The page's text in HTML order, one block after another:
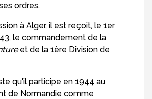
ordres.
à Alger, il est reçoit, le 1er
le commandement de la
et de la 1ère Division de
qu'il participe en 1944 au
de Normandie comme